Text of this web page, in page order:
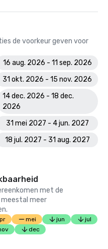
de voorkeur geven voor
16 aug. 2026 - 11 sep. 2026
31 okt. 2026 - 15 nov. 2026
14 dec. 2026 - 18 dec.
2026
31 mei 2027 - 4 jun. 2027
18 jul. 2027 - 31 aug. 2027
met de
meestal meer
mei jun
jul
dec